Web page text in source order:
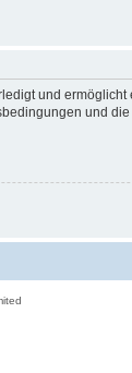
und
und